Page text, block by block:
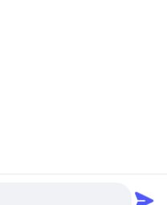
Bearing Co., Ltd . Tous